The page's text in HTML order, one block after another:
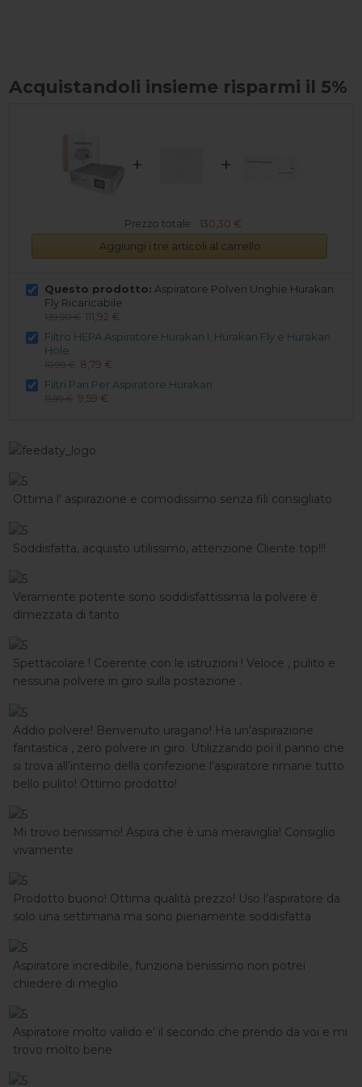
Acquistandoli insieme risparmi il 5%
+ +
Prezzo totale: 130,30 €
Aggiungi i tre articoli al carrello
Questo prodotto: Aspiratore Polveri Unghie Hurakan
Fly Ricaricabile
111,92 €
Filtro HEPA Aspiratore Hurakan I, Hurakan Fly e Hurakan
Hole
8,79 €
Filtri Pan Per Aspiratore Hurakan
9,59 €
Ottima l' aspirazione e comodissimo senza fili consigliato
Soddisfatta, acquisto utilissimo, attenzione Cliente top!!!
Veramente potente sono soddisfattissima la polvere è
dimezzata di tanto
Spettacolare ! Coerente con le istruzioni ! Veloce , pulito e
nessuna polvere in giro sulla postazione .
Addio polvere! Benvenuto uragano! Ha un’aspirazione
fantastica , zero polvere in giro. Utilizzando poi il panno che
si trova all’interno della confezione l’aspiratore rimane tutto
bello pulito! Ottimo prodotto!
Mi trovo benissimo! Aspira che è una meraviglia! Consiglio
vivamente
Prodotto buono! Ottima qualità prezzo! Uso l’aspiratore da
solo una settimana ma sono pienamente soddisfatta
Aspiratore incredibile, funziona benissimo non potrei
chiedere di meglio
Aspiratore molto valido e’ il secondo che prendo da voi e mi
trovo molto bene